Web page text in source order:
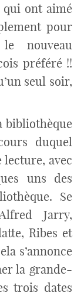
qui ont aimé
pour
nouveau
préféré !!
seul soir,
bibliothèque
duquel
avec
uns des
Se
Jarry,
Ribes et
s’annonce
la grande-
trois dates